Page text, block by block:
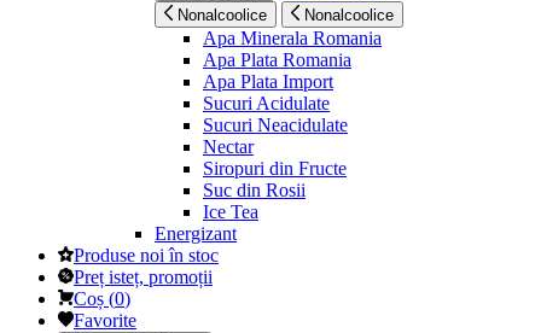
Nonalcoolice Nonalcoolice
Apa Minerala Romania
Apa Plata Romania
Apa Plata Import
Sucuri Acidulate
Sucuri Neacidulate
Nectar
Siropuri din Fructe
Suc din Rosii
Ice Tea
Energizant
Produse noi în stoc
Preț isteț, promoții
Coș (0)
Favorite